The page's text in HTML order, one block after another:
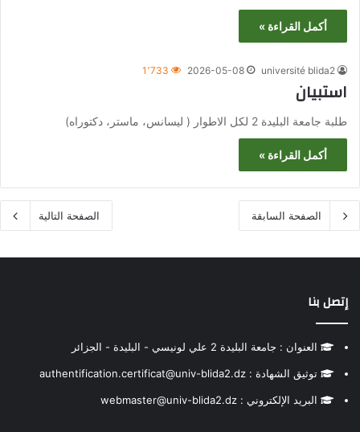
أكمل القراءة »
université blida2
2026-05-08 1٬733
استبيان
طلبة جامعة البليدة 2 لكل الاطوار ( ليسانس، ماستر، دكتوراه)
أكمل القراءة »
الصفحة السابقة الصفحة التالية
إتصل بنا
العنوان : جامعة البليدة 2 علي لونيسي - البليدة - الجزائر
توثيق الشهادة : authentification.certificat@univ-blida2.dz
البريد الإلكتروني : webmaster@univ-blida2.dz